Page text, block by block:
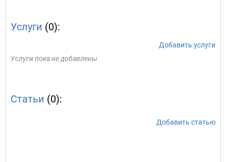
Услуги (0):
Добавить услуги
Услуги пока не добавлены
Статьи (0):
Добавить статью